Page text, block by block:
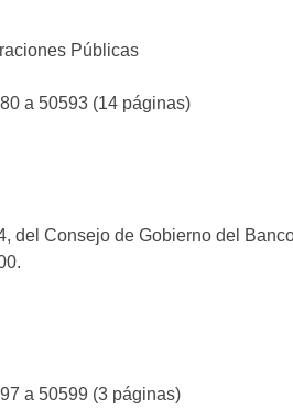
Públicas
a 50593 (14 páginas)
del Consejo de Gobierno del
a 50599 (3 páginas)